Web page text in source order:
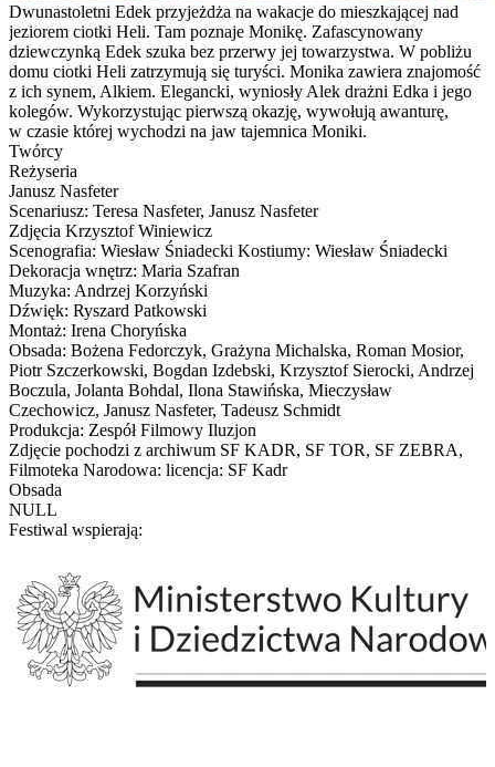
Dwunastoletni Edek przyjeżdża na wakacje do mieszkającej nad
jeziorem ciotki Heli. Tam poznaje Monikę. Zafascynowany
dziewczynką Edek szuka bez przerwy jej towarzystwa. W pobliżu
domu ciotki Heli zatrzymują się turyści. Monika zawiera znajomość
z ich synem, Alkiem. Elegancki, wyniosły Alek drażni Edka i jego
kolegów. Wykorzystując pierwszą okazję, wywołują awanturę,
w czasie której wychodzi na jaw tajemnica Moniki.
Twórcy
Reżyseria
Janusz Nasfeter
Scenariusz: Teresa Nasfeter, Janusz Nasfeter
Zdjęcia Krzysztof Winiewicz
Scenografia: Wiesław Śniadecki Kostiumy: Wiesław Śniadecki
Dekoracja wnętrz: Maria Szafran
Muzyka: Andrzej Korzyński
Dźwięk: Ryszard Patkowski
Montaż: Irena Choryńska
Obsada: Bożena Fedorczyk, Grażyna Michalska, Roman Mosior,
Piotr Szczerkowski, Bogdan Izdebski, Krzysztof Sierocki, Andrzej
Boczula, Jolanta Bohdal, Ilona Stawińska, Mieczysław
Czechowicz, Janusz Nasfeter, Tadeusz Schmidt
Produkcja: Zespół Filmowy Iluzjon
Zdjęcie pochodzi z archiwum SF KADR, SF TOR, SF ZEBRA,
Filmoteka Narodowa: licencja: SF Kadr
Obsada
NULL
Festiwal wspierają: